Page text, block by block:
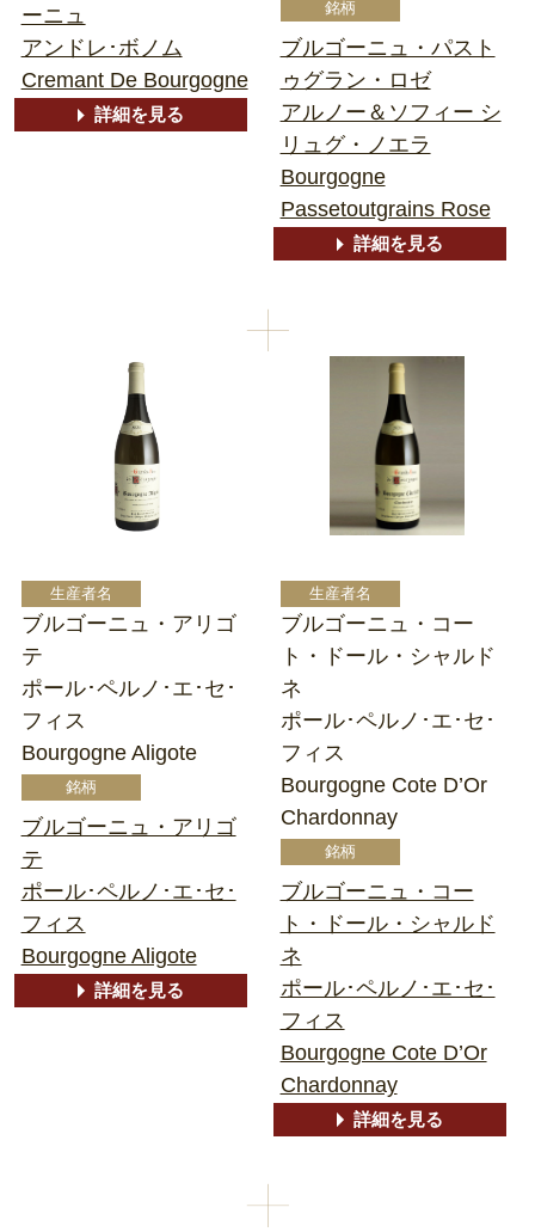
ーニュ
アンドレ･ボノム
Cremant De Bourgogne
詳細を見る
ブルゴーニュ・パスト
ゥグラン・ロゼ
アルノー＆ソフィー シ
リュグ・ノエラ
Bourgogne
Passetoutgrains Rose
詳細を見る
ブルゴーニュ・アリゴ
テ
ポール･ペルノ･エ･セ･
フィス
Bourgogne Aligote
ブルゴーニュ・アリゴ
テ
ポール･ペルノ･エ･セ･
フィス
Bourgogne Aligote
詳細を見る
ブルゴーニュ・コー
ト・ドール・シャルド
ネ
ポール･ペルノ･エ･セ･
フィス
Bourgogne Cote D’Or
Chardonnay
ブルゴーニュ・コー
ト・ドール・シャルド
ネ
ポール･ペルノ･エ･セ･
フィス
Bourgogne Cote D’Or
Chardonnay
詳細を見る